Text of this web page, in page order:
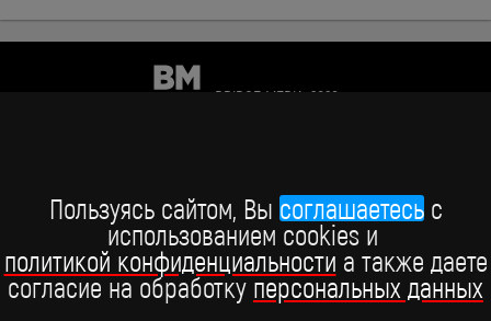
Пользуясь сайтом, Вы соглашаетесьc
использованием cookies и
политикой конфиденциальности а также даете
согласие на обработкуперсональных данных
BRIDGE MEDIA, 2026
Telegram BRIDGE MEDIA
Telegram BABY TIME
ВКонтакте